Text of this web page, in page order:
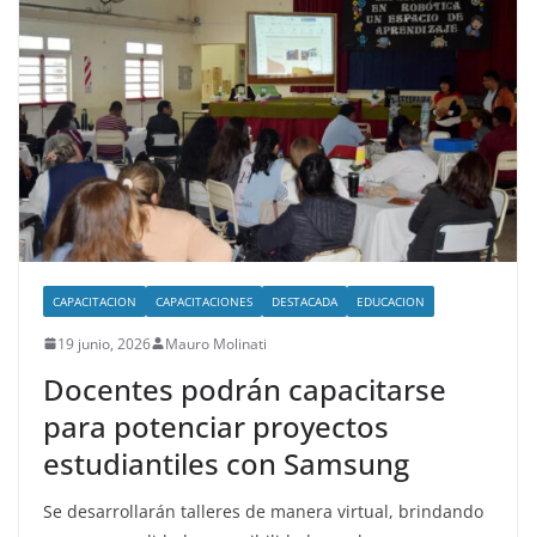
CAPACITACION CAPACITACIONES DESTACADA EDUCACION
19 junio, 2026 Mauro Molinati
Docentes podrán capacitarse
para potenciar proyectos
estudiantiles con Samsung
Se desarrollarán talleres de manera virtual, brindando